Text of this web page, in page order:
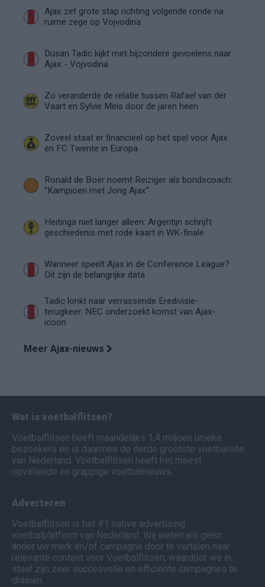
Ajax zet grote stap richting volgende ronde na
ruime zege op Vojvodina
Dusan Tadic kijkt met bijzondere gevoelens naar
Ajax - Vojvodina
Zo veranderde de relatie tussen Rafael van der
Vaart en Sylvie Meis door de jaren heen
Zoveel staat er financieel op het spel voor Ajax
en FC Twente in Europa
Ronald de Boer noemt Reiziger als bondscoach:
"Kampioen met Jong Ajax"
Heitinga niet langer alleen: Argentijn schrijft
geschiedenis met rode kaart in WK-finale
Wanneer speelt Ajax in de Conference League?
Dit zijn de belangrijke data
Tadic lonkt naar verrassende Eredivisie-
terugkeer: NEC onderzoekt komst van Ajax-
icoon
Meer Ajax-nieuws
Wat is voetbalflitsen?
Voetbalflitsen heeft maandelijks 1,4 miljoen unieke
bezoekers en is daarmee de derde grootste voetbalsite
van Nederland. Voetbalflitsen heeft het meest
opvallende en grappige voetbalnieuws.
Adverteren
Voetbalflitsen is het #1 native advertising
voetbalplatform van Nederland. Wij weten als geen
ander uw merk en/of campagne door te vertalen naar
relevante content voor Voetbalflitsen, waardoor we in
staat zijn zeer succesvolle en efficiënte campagnes te
draaien.